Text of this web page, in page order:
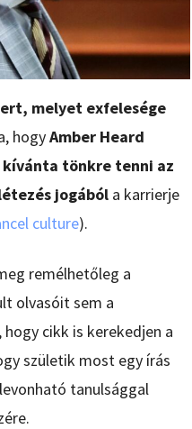
melyet exfelesége
hogyAmber Heard
kívánta tönkre tenni az
jogából a karrierje
culture).
remélhetőleg a
olvasóit sem a
cikk is kerekedjen a
születik most egy írás
tanulsággal